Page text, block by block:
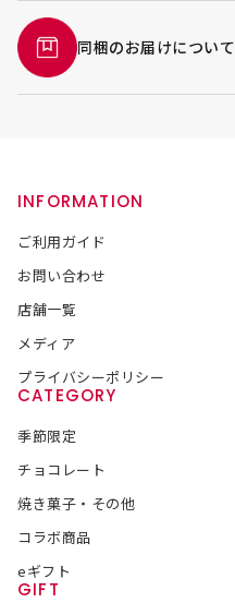
同梱のお届けについて
INFORMATION
ご利用ガイド
お問い合わせ
店舗一覧
メディア
プライバシーポリシー
CATEGORY
季節限定
チョコレート
焼き菓子・その他
コラボ商品
eギフト
GIFT